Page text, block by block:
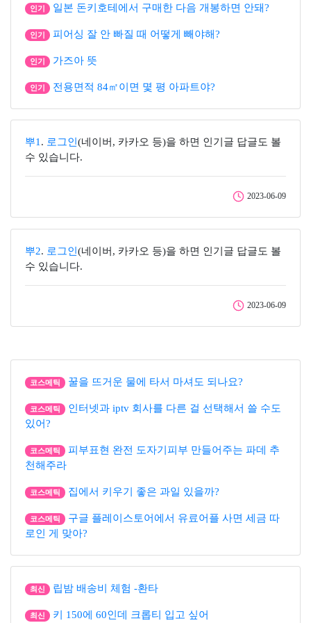
인기 일본 돈키호테에서 구매한 다음 개봉하면 안돼?
인기 피어싱 잘 안 빠질 때 어떻게 빼야해?
인기 가즈아 뜻
인기 전용면적 84㎡이면 몇 평 아파트야?
뿌1 . 로그인 (네이버, 카카오 등)을 하면 인기글 답글도 볼
수 있습니다.
2023-06-09
뿌2. 로그인 (네이버, 카카오 등)을 하면 인기글 답글도 볼
수 있습니다.
2023-06-09
코스메틱 꿀을 뜨거운 물에 타서 마셔도 되나요?
코스메틱
인터넷과 iptv 회사를 다른 걸 선택해서 쓸 수도
있어?
코스메틱
피부표현 완전 도자기피부 만들어주는 파데 추
천해주라
코스메틱 집에서 키우기 좋은 과일 있을까?
코스메틱
구글 플레이스토어에서 유료어플 사면 세금 따
로인 게 맞아?
최신 립밤 배송비 체험 -환타
최신 키 150에 60인데 크롭티 입고 싶어